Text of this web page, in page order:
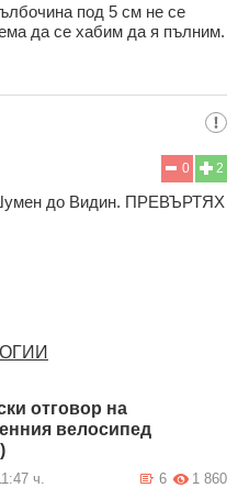
под 5 см не се
да се хабим да я пълним.
2
0
до Видин. ПРЕВЪРТЯХ
отговор на
велосипед
ч. 1 860
6